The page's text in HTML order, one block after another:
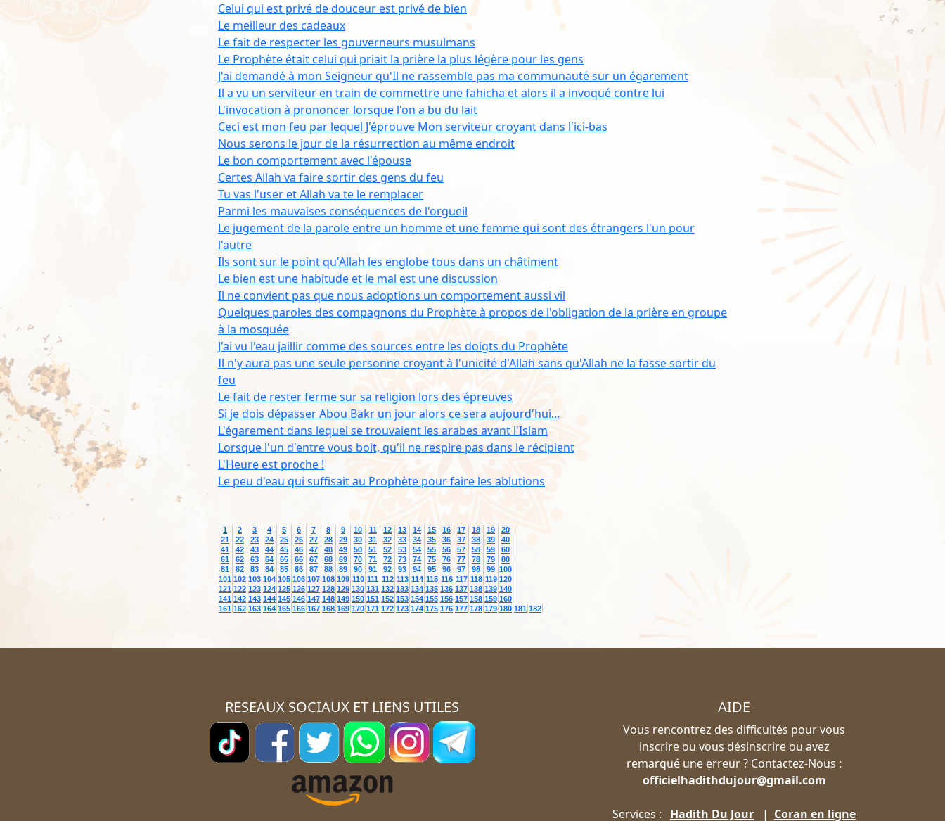
Celui qui est privé de douceur est privé de bien
Le meilleur des cadeaux
Le fait de respecter les gouverneurs musulmans
Le Prophète était celui qui priait la prière la plus légère pour les gens
J'ai demandé à mon Seigneur qu'Il ne rassemble pas ma communauté sur un égarement
Il a vu un serviteur en train de commettre une fahicha et alors il a invoqué contre lui
L'invocation à prononcer lorsque l'on a bu du lait
Ceci est mon feu par lequel J'éprouve Mon serviteur croyant dans l'ici-bas
Nous serons le jour de la résurrection au même endroit
Le bon comportement avec l'épouse
Certes Allah va faire sortir des gens du feu
Tu vas l'user et Allah va te le remplacer
Parmi les mauvaises conséquences de l'orgueil
Le jugement de la parole entre un homme et une femme qui sont des étrangers l'un pour
l'autre
Ils sont sur le point qu'Allah les englobe tous dans un châtiment
Le bien est une habitude et le mal est une discussion
Il ne convient pas que nous adoptions un comportement aussi vil
Quelques paroles des compagnons du Prophète à propos de l'obligation de la prière en groupe
à la mosquée
J'ai vu l'eau jaillir comme des sources entre les doigts du Prophète
Il n'y aura pas une seule personne croyant à l'unicité d'Allah sans qu'Allah ne la fasse sortir du
feu
Le fait de rester ferme sur sa religion lors des épreuves
Si je dois dépasser Abou Bakr un jour alors ce sera aujourd'hui...
L'égarement dans lequel se trouvaient les arabes avant l'Islam
Lorsque l'un d'entre vous boit, qu'il ne respire pas dans le récipient
L'Heure est proche !
Le peu d'eau qui suffisait au Prophète pour faire les ablutions
1 2 3 4 5 6 7 8 9 10 11 12 13 14 15 16 17 18 19
20
21
22 23 24 25 26 27 28 29 30 31 32 33 34 35 36 37 38 39
40
41
42 43 44 45 46 47 48 49 50 51 52 53 54 55 56 57 58 59
60
61
62 63 64 65 66 67 68 69 70 71 72 73 74 75 76 77 78 79
80
81
82 83 84 85 86 87 88 89 90 91 92 93 94 95 96 97 98 99 100
101 102 103 104 105 106 107 108 109 110 111 112 113 114 115 116 117 118 119 120
121 122 123 124 125 126 127 128 129 130 131 132 133 134 135 136 137 138 139 140
141 142 143 144 145 146 147 148 149 150 151 152 153 154 155 156 157 158 159 160
161 162 163 164 165 166 167 168 169 170 171 172 173 174 175 176 177 178 179 180 181 182
RESEAUX SOCIAUX ET LIENS UTILES AIDE
Vous rencontrez des difficultés pour vous
inscrire ou vous désinscrire ou avez
remarqué une erreur ? Contactez-Nous :
officielhadithdujour@gmail.com
Services : Hadith Du Jour | Coran en ligne